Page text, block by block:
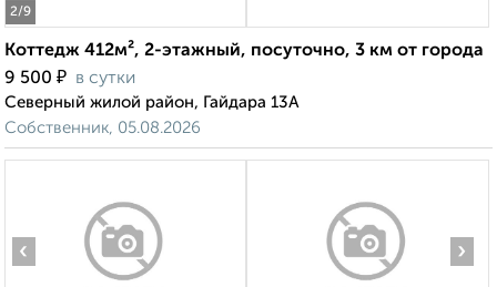
2/9
Коттедж 412м², 2-этажный, посуточно, 3 км от города
9 500 ₽ в сутки
Северный жилой район, Гайдара 13А
Собственник, 05.08.2026
‹ ›